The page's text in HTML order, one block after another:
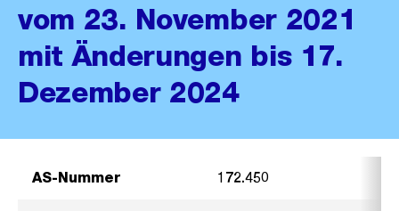
vom 23. November 2021
mit Änderungen bis 17.
Dezember 2024
AS-Nummer 172.450